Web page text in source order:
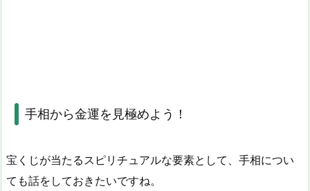
手相から金運を見極めよう！
宝くじが当たるスピリチュアルな要素として、手相につい
ても話をしておきたいですね。